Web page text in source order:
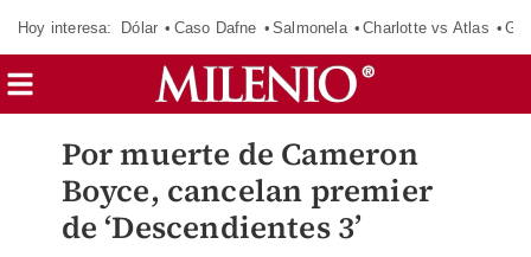
Hoy interesa: Dólar Caso Dafne Salmonela Charlotte vs Atlas
Por muerte de Cameron
Boyce, cancelan premier
de ‘Descendientes 3’